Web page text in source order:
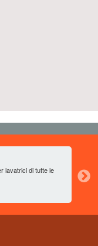
lavatrici di tutte le